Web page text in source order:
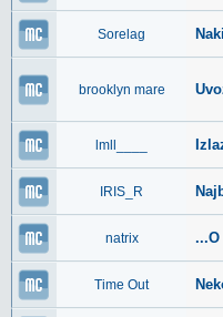
Sorelag
brooklyn mare
lmll____
IRIS_R
natrix ...O
Time Out